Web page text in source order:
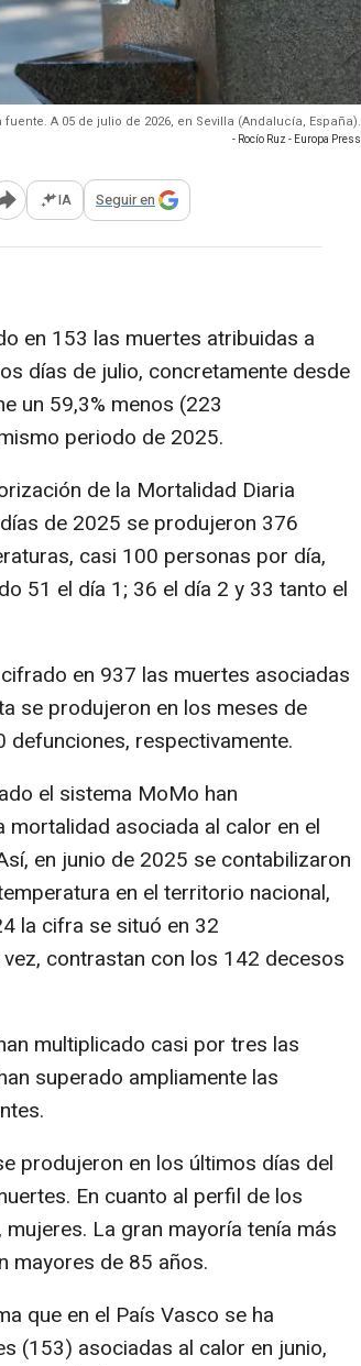
A 05 de julio de 2026, en Sevilla (Andalucía, España).
- Rocío Ruz - Europa Press
Abrir opciones para compartir
IA Seguir en
en 153 las muertes atribuidas a
días de julio, concretamente desde
un 59,3% menos (223
periodo de 2025.
de la Mortalidad Diaria
de 2025 se produjeron 376
casi 100 personas por día,
51 el día 1; 36 el día 2 y 33 tanto el
en 937 las muertes asociadas
se produjeron en los meses de
respectivamente.
el sistema MoMo han
mortalidad asociada al calor en el
en junio de 2025 se contabilizaron
en el territorio nacional,
la cifra se situó en 32
contrastan con los 142 decesos
multiplicado casi por tres las
superado ampliamente las
produjeron en los últimos días del
En cuanto al perfil de los
La gran mayoría tenía más
mayores de 85 años.
que en el País Vasco se ha
(153) asociadas al calor en junio,